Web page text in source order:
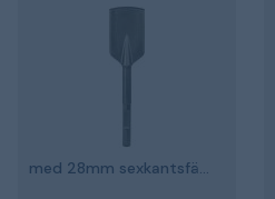
med 28mm sexkantsfäste